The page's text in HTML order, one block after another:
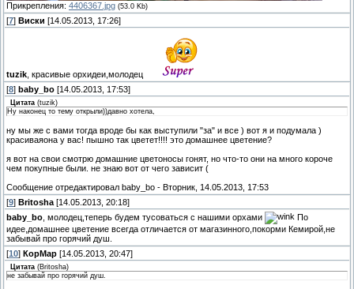
Прикрепления: 4406367.jpg (53.0 Kb)
[7] Виски [14.05.2013, 17:26]
tuzik , красивые орхидеи,молодец
[8] baby_bo [14.05.2013, 17:53]
Цитата (tuzik)
Ну наконец то тему открыли))давно хотела,
ну мы же с вами тогда вроде бы как выступили "за" и все ) вот я и подумала )
красиваяона у вас! пышно так цветет!!!! это домашнее цветение?
я вот на свои смотрю домашние цветоносы гонят, но что-то они на много короче
чем покупные были. не знаю вот от чего зависит (
Сообщение отредактировал baby_bo - Вторник, 14.05.2013, 17:53
[9] Britosha [14.05.2013, 20:18]
baby_bo , молодец,теперь будем тусоваться с нашими орхами
По
идее,домашнее цветение всегда отличается от магазинного,покорми Кемирой,не
забывай про горячий душ.
[10] КорМар [14.05.2013, 20:47]
Цитата (Britosha)
не забывай про горячий душ.